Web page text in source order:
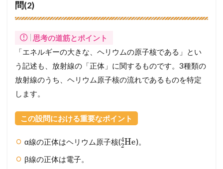
問(2)
思考の道筋とポイント
「エネルギーの大きな、ヘリウムの原子核である」とい
う記述も、放射線の「正体」に関するものです。3種類の
放射線のうち、ヘリウム原子核の流れであるものを特定
します。
この設問における重要なポイント
α線の正体はヘリウム原子核(4
2He)。
β線の正体は電子。